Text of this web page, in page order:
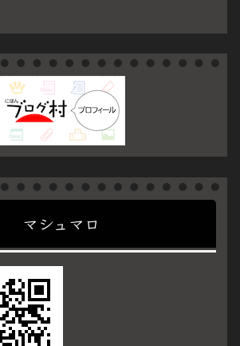
マシュマロ